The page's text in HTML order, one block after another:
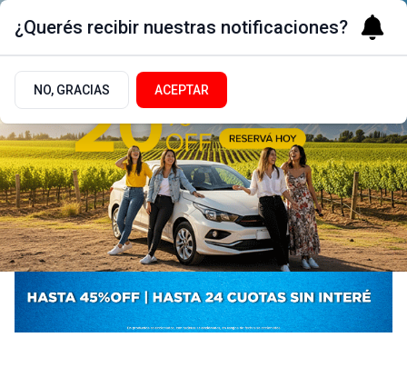
¿Querés recibir nuestras notificaciones?
NO, GRACIAS ACEPTAR